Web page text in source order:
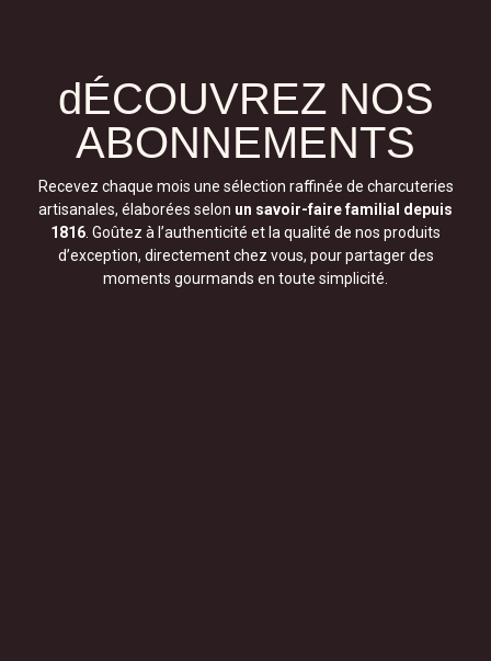
dÉCOUVREZ NOS
ABONNEMENTS
Recevez chaque mois une sélection raffinée de charcuteries
artisanales, élaborées selon un savoir-faire familial depuis
1816 . Goûtez à l’authenticité et la qualité de nos produits
d’exception, directement chez vous, pour partager des
moments gourmands en toute simplicité.